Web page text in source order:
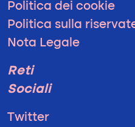
Politica dei cookie
Politica sulla
Nota Legale
Reti
Sociali
Twitter